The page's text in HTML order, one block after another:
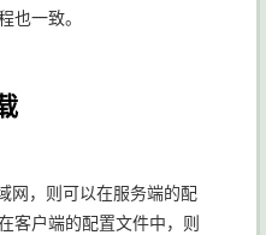
也一致。
网，则可以在服务端的配
客户端的配置文件中，则